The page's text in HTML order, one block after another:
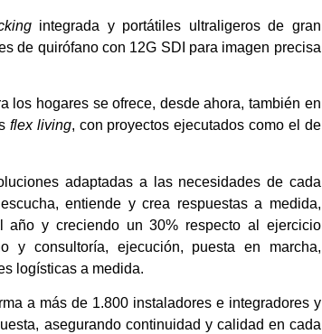
integrada y portátiles ultraligeros de gran
de quirófano con 12G SDI para imagen precisa
los hogares se ofrece, desde ahora, también en
flex living, con proyectos ejecutados como el de
adaptadas a las necesidades de cada
entiende y crea respuestas a medida,
año y creciendo un 30% respecto al ejercicio
y consultoría, ejecución, puesta en marcha,
logísticas a medida.
a más de 1.800 instaladores e integradores y
asegurando continuidad y calidad en cada